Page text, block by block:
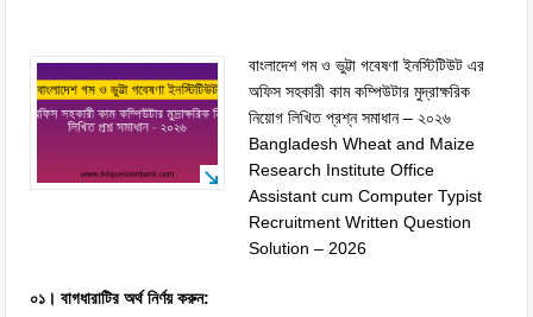
বাংলাদেশ গম ও ভুট্টা গবেষণা ইনস্টিটিউট এর
অফিস সহকারী কাম কম্পিউটার মুদ্রাক্ষরিক
নিয়োগ লিখিত প্রশ্ন সমাধান – ২০২৬
Bangladesh Wheat and Maize
Research Institute Office
Assistant cum Computer Typist
Recruitment Written Question
Solution – 2026
০১। বাগধারাটির অর্থ নির্ণয় করুন: